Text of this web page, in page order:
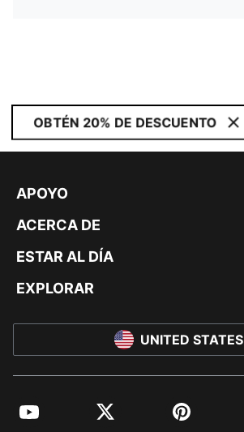
OBTÉN 20% DE DESCUENTO
APOYO
ACERCA DE
ESTAR AL DÍA
EXPLORAR
UNITED STATES
YouTube Twitter Pinterest